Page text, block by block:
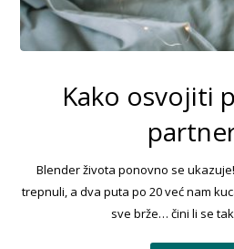
Kako osvojiti
Blender života ponovno se
trepnuli, a dva puta po 20 već nam
sve brže… čini li se